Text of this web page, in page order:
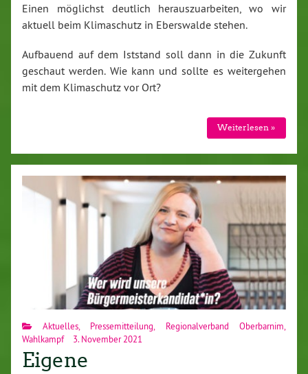
Einen möglichst deutlich herauszuarbeiten, wo wir
aktuell beim Klimaschutz in Eberswalde stehen.
Aufbauend auf dem Iststand soll dann in die Zukunft
geschaut werden. Wie kann und sollte es weitergehen
mit dem Klimaschutz vor Ort?
Weiterlesen »
Aktuelles, Pressemitteilung Regionalverband Oberbarnim
Wahlkampf
3. November 2021
Eigene